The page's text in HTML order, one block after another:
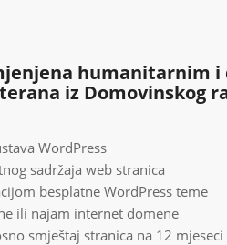
humanitarnim
iz Domovinskog
WordPress
sadržaja web stranica
besplatne WordPress teme
ili najam internet domene
smještaj stranica na 12 mjeseci